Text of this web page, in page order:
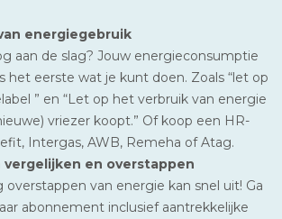
energiegebruik
aan de slag? Jouw energieconsumptie
het eerste wat je kunt doen. Zoals “let op
” en “Let op het verbruik van energie
vriezer koopt.” Of koop een HR-
Intergas, AWB, Remeha of Atag.
en overstappen
overstappen van energie kan snel uit! Ga
abonnement inclusief aantrekkelijke